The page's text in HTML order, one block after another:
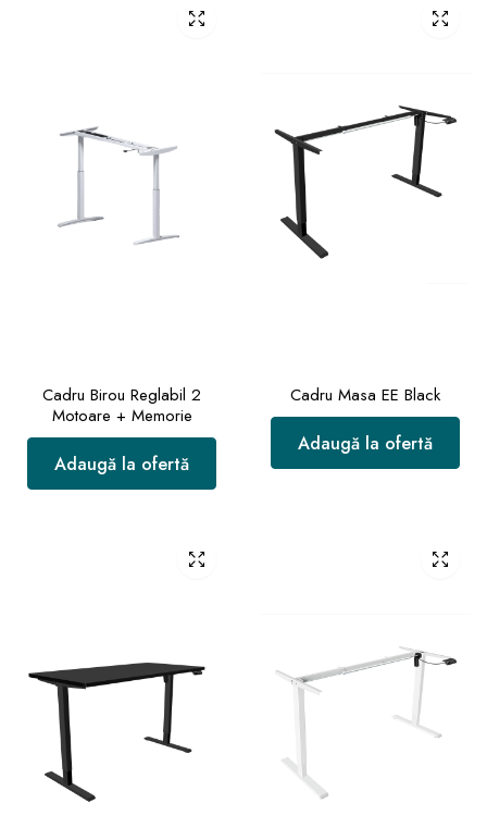
Cadru Birou Reglabil 2
Motoare + Memorie
Adaugă la ofertă
Cadru Masa EE Black
Adaugă la ofertă